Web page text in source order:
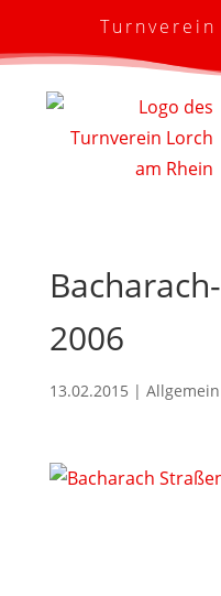
Turnverein
2006
13.02.2015 |